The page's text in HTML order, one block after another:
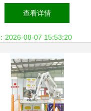
码，构建长期价值的新
能源技术研发之路
查看详情
2026-08-07 15:53:20